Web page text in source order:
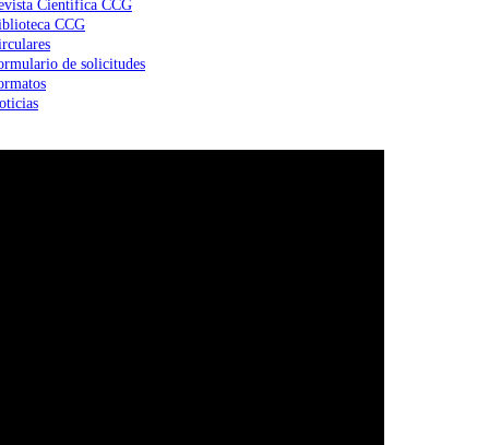
Científica CCG
CCG
de solicitudes